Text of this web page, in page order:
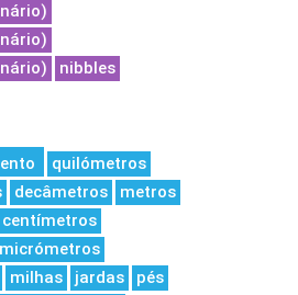
nibbles
quilómetros
decâmetros
metros
centímetros
micrómetros
milhas jardas
pés